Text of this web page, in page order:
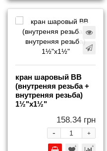
кран шаровый ВВ
(внутреняя резьба +
внутреняя резьба)
1½"х1½"
158.34 грн
+
-